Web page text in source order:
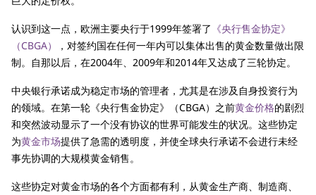
认识到这一点，欧洲主要央行于1999年签署了 《央行售金协定》
（CBGA）
，对签约国在任何一年内可以集体出售的黄金数量做出限
制。自那以后，在2004年、2009年和2014年又达成了三轮协定。
中央银行承诺成为稳定市场的管理者，尤其是在涉及自身投资行为
的领域。在第一轮《央行售金协定》（CBGA）之前黄金价格的剧烈
和突然波动显示了一个没有协议的世界可能发生的状况。这些协定
为黄金市场提供了急需的透明度，并使全球央行承诺不会进行未经
事先协调的大规模黄金销售。
这些协定对黄金市场的各个方面都有利，从黄金生产商、制造商、